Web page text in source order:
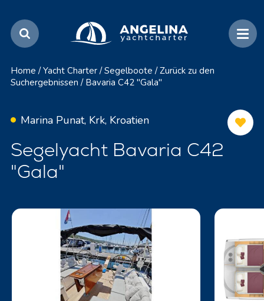
Home / Yacht Charter / Segelboote / Zurück zu den
Suchergebnissen / Bavaria C42 "Gala"
Marina Punat, Krk, Kroatien
Segelyacht Bavaria C42
"Gala"